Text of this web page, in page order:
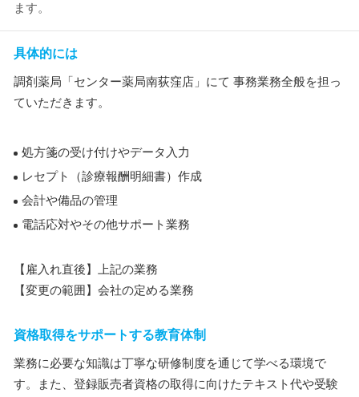
ます。
具体的には
調剤薬局「センター薬局南荻窪店」にて 事務業務全般を担っ
ていただきます。
処方箋の受け付けやデータ入力
レセプト（診療報酬明細書）作成
会計や備品の管理
電話応対やその他サポート業務
【雇入れ直後】上記の業務
【変更の範囲】会社の定める業務
資格取得をサポートする教育体制
業務に必要な知識は丁寧な研修制度を通じて学べる環境で
す。また、登録販売者資格の取得に向けたテキスト代や受験